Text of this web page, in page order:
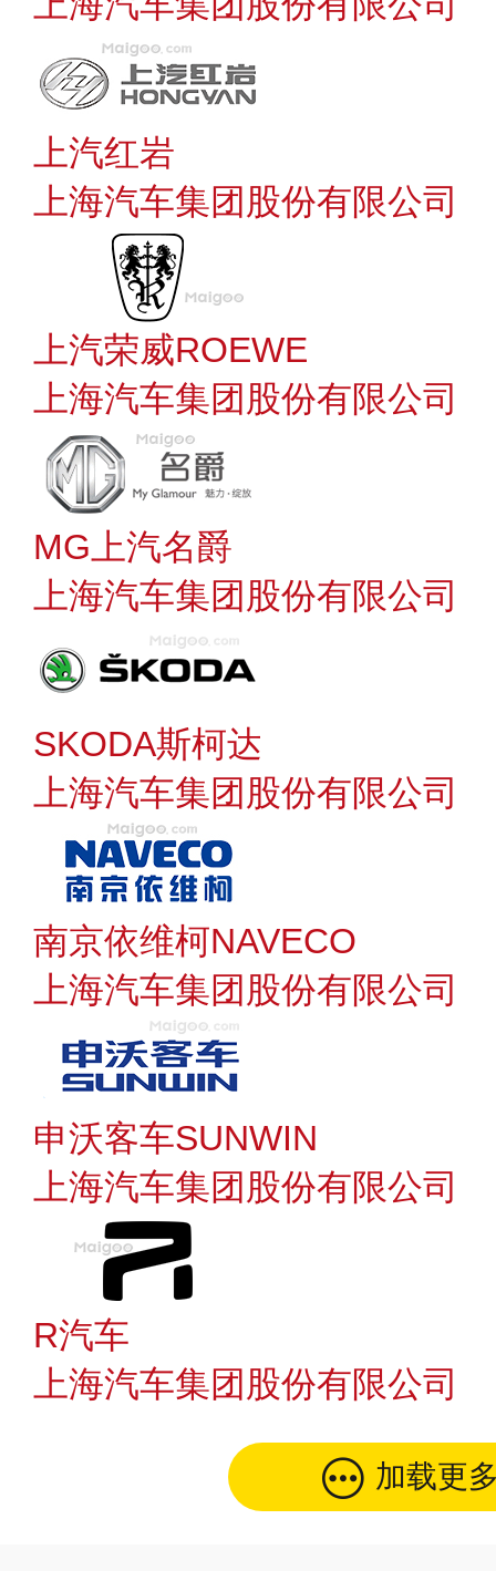
上汽红岩
上海汽车集团股份有限公司
上汽荣威ROEWE
上海汽车集团股份有限公司
MG上汽名爵
上海汽车集团股份有限公司
SKODA斯柯达
上海汽车集团股份有限公司
南京依维柯NAVECO
上海汽车集团股份有限公司
申沃客车SUNWIN
上海汽车集团股份有限公司
R汽车
上海汽车集团股份有限公司
加载更